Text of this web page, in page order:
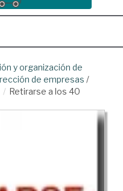
y organización de
de empresas /
Retirarse a los 40